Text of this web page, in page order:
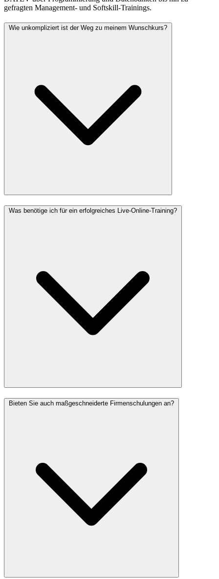
gefragten Management- und Softskill-Trainings.
Wie unkompliziert ist der Weg zu meinem Wunschkurs?
Was benötige ich für ein erfolgreiches Live-Online-Training?
Bieten Sie auch maßgeschneiderte Firmenschulungen an?